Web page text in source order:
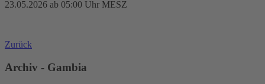
23.05.2026 ab 05:00 Uhr MESZ
Zurück
Archiv - Gambia